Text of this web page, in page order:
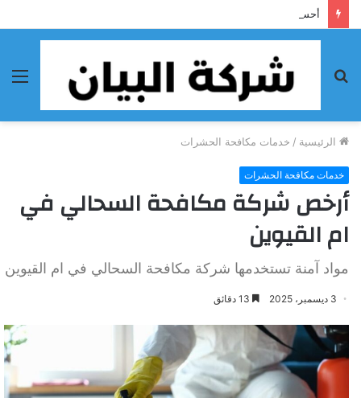
أحسن شركة تنظيف فى الفجيرة
الرئيسية / خدمات مكافحة الحشرات
خدمات مكافحة الحشرات
أرخص شركة مكافحة السحالي في
ام القيوين
مواد آمنة تستخدمها شركة مكافحة السحالي في ام القيوين
3 ديسمبر، 2025